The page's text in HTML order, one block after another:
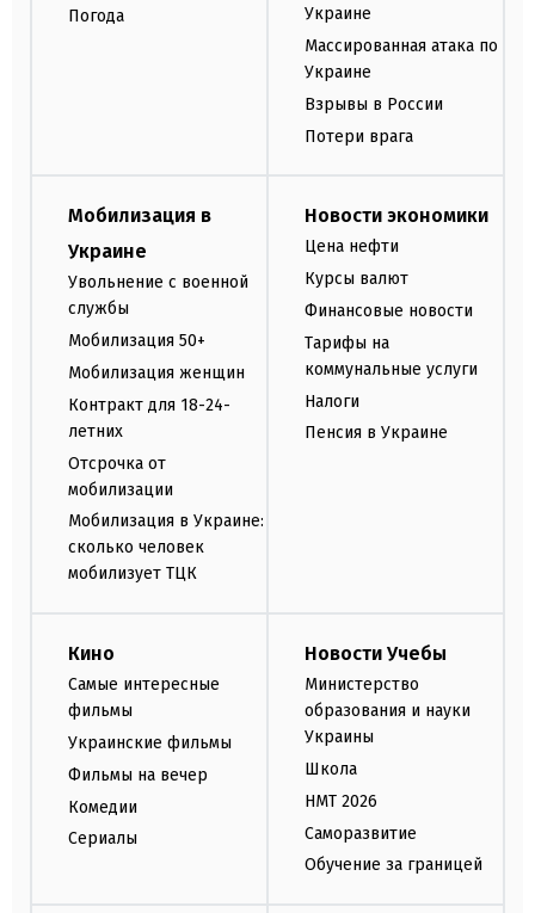
Погода
Украине
Массированная атака по
Украине
Взрывы в России
Потери врага
Мобилизация в
Украине
Увольнение с военной
службы
Мобилизация 50+
Мобилизация женщин
Контракт для 18-24-
летних
Отсрочка от
мобилизации
Мобилизация в Украине:
сколько человек
мобилизует ТЦК
Новости экономики
Цена нефти
Курсы валют
Финансовые новости
Тарифы на
коммунальные услуги
Налоги
Пенсия в Украине
Кино
Самые интересные
фильмы
Украинские фильмы
Фильмы на вечер
Комедии
Сериалы
Новости Учебы
Министерство
образования и науки
Украины
Школа
НМТ 2026
Саморазвитие
Обучение за границей